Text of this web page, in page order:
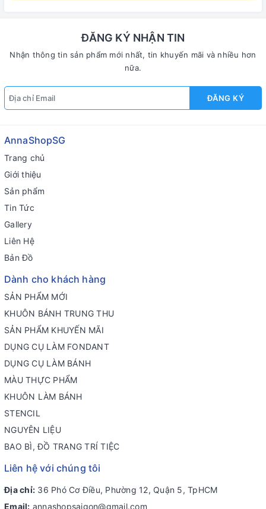
ĐĂNG KÝ NHẬN TIN
Nhận thông tin sản phẩm mới nhất, tin khuyến mãi và nhiều hơn
nữa.
ĐĂNG KÝ
AnnaShopSG
Trang chủ
Giới thiệu
Sản phẩm
Tin Tức
Gallery
Liên Hệ
Bản Đồ
Dành cho khách hàng
SẢN PHẨM MỚI
KHUÔN BÁNH TRUNG THU
SẢN PHẨM KHUYẾN MÃI
DỤNG CỤ LÀM FONDANT
DỤNG CỤ LÀM BÁNH
MÀU THỰC PHẨM
KHUÔN LÀM BÁNH
STENCIL
NGUYÊN LIỆU
BAO BÌ, ĐỒ TRANG TRÍ TIỆC
Liên hệ với chúng tôi
Địa chỉ: 36 Phó Cơ Điều, Phường 12, Quận 5, TpHCM
Email: annashopsaigon@gmail.com